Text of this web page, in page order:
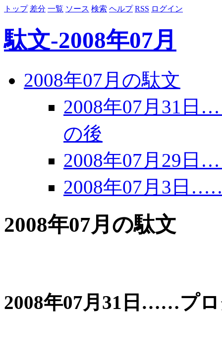
トップ 差分 一覧 ソース 検索 ヘルプ RSS ログイン
駄文-2008年07月
2008年07月の駄文
2008年07月31日
の後
2008年07月29日
2008年07月3日
2008年07月の駄文
2008年07月31日……プ